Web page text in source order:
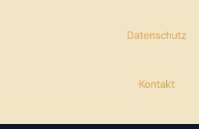
Datenschutz
Kontakt